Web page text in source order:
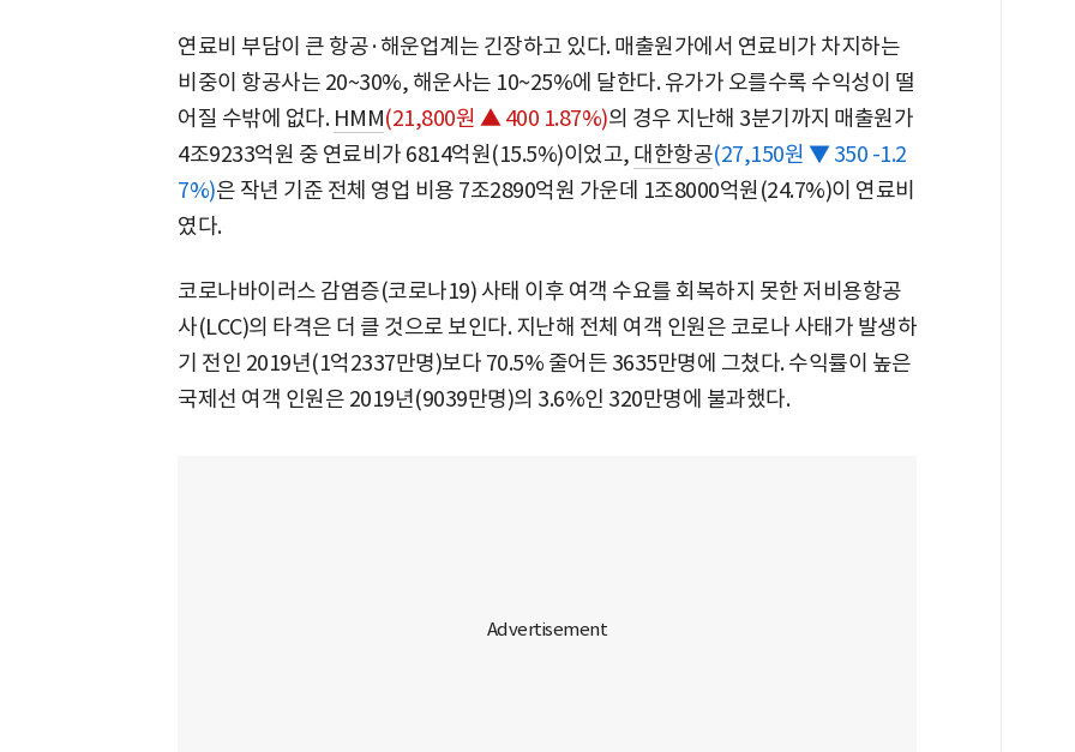
연료비 부담이 큰 항공·해운업계는 긴장하고 있다. 매출원가에서 연료비가 차지하는
비중이 항공사는 20~30%, 해운사는 10~25%에 달한다. 유가가 오를수록 수익성이 떨
어질 수밖에 없다. HMM(21,800원 ▲ 400 1.87%)의 경우 지난해 3분기까지 매출원가
4조9233억원 중 연료비가 6814억원(15.5%)이었고, 대한항공(27,150원 ▼ 350 -1.2
7%)은 작년 기준 전체 영업 비용 7조2890억원 가운데 1조8000억원(24.7%)이 연료비
였다.
코로나바이러스 감염증(코로나19) 사태 이후 여객 수요를 회복하지 못한 저비용항공
사(LCC)의 타격은 더 클 것으로 보인다. 지난해 전체 여객 인원은 코로나 사태가 발생하
기 전인 2019년(1억2337만명)보다 70.5% 줄어든 3635만명에 그쳤다. 수익률이 높은
국제선 여객 인원은 2019년(9039만명)의 3.6%인 320만명에 불과했다.